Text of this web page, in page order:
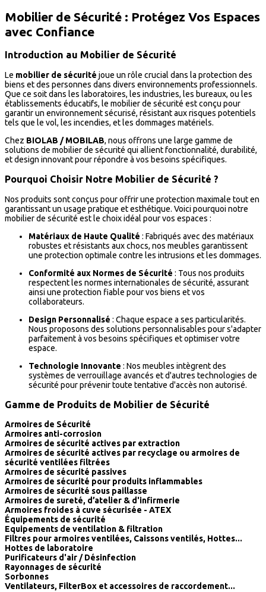
Mobilier de Sécurité : Protégez Vos Espaces
avec Confiance
Introduction au Mobilier de Sécurité
Le mobilier de sécurité joue un rôle crucial dans la protection des
biens et des personnes dans divers environnements professionnels.
Que ce soit dans les laboratoires, les industries, les bureaux, ou les
établissements éducatifs, le mobilier de sécurité est conçu pour
garantir un environnement sécurisé, résistant aux risques potentiels
tels que le vol, les incendies, et les dommages matériels.
Chez BIOLAB / MOBILAB, nous offrons une large gamme de
solutions de mobilier de sécurité qui allient fonctionnalité, durabilité,
et design innovant pour répondre à vos besoins spécifiques.
Pourquoi Choisir Notre Mobilier de Sécurité ?
Nos produits sont conçus pour offrir une protection maximale tout en
garantissant un usage pratique et esthétique. Voici pourquoi notre
mobilier de sécurité est le choix idéal pour vos espaces :
Matériaux de Haute Qualité : Fabriqués avec des matériaux
robustes et résistants aux chocs, nos meubles garantissent
une protection optimale contre les intrusions et les dommages.
Conformité aux Normes de Sécurité : Tous nos produits
respectent les normes internationales de sécurité, assurant
ainsi une protection fiable pour vos biens et vos
collaborateurs.
Design Personnalisé : Chaque espace a ses particularités.
Nous proposons des solutions personnalisables pour s'adapter
parfaitement à vos besoins spécifiques et optimiser votre
espace.
Technologie Innovante : Nos meubles intègrent des
systèmes de verrouillage avancés et d'autres technologies de
sécurité pour prévenir toute tentative d'accès non autorisé.
Gamme de Produits de Mobilier de Sécurité
Armoires de Sécurité
Armoires anti-corrosion
Armoires de sécurité actives par extraction
Armoires de sécurité actives par recyclage ou armoires de
sécurité ventilées filtrées
Armoires de sécurité passives
Armoires de sécurité pour produits inflammables
Armoires de sécurité sous paillasse
Armoires de sureté, d’atelier & d'infirmerie
Armoires froides à cuve sécurisée - ATEX
Équipements de sécurité
Equipements de ventilation & filtration
Filtres pour armoires ventilées, Caissons ventilés, Hottes...
Hottes de laboratoire
Purificateurs d'air / Désinfection
Rayonnages de sécurité
Sorbonnes
Ventilateurs, FilterBox et accessoires de raccordement...